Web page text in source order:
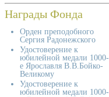
Награды Фонда
Орден преподобного
Сергия Радонежского
Удостоверение к
юбилейной медали 1000-
е Ярославля В.В.Бойко-
Великому
Удостоверение к
юбилейной медали 1000-